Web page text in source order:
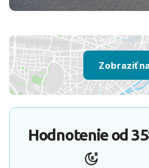
Zobraziť
Hodnotenie od